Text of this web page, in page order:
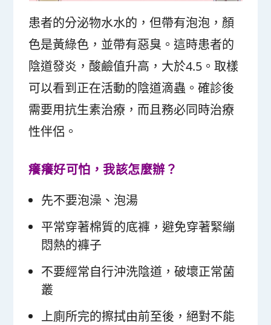
患者的分泌物水水的，但帶有泡泡，顏
色是黃綠色，並帶有惡臭。這時患者的
陰道發炎，酸鹼值升高，大於4.5。取樣
可以看到正在活動的陰道滴蟲。確診後
需要用抗生素治療，而且務必同時治療
性伴侶。
癢癢好可怕，我該怎麼辦？
先不要泡澡、泡湯
平常穿著棉質的底褲，避免穿著緊繃
悶熱的褲子
不要經常自行沖洗陰道，破壞正常菌
叢
上廁所完的擦拭由前至後，絕對不能